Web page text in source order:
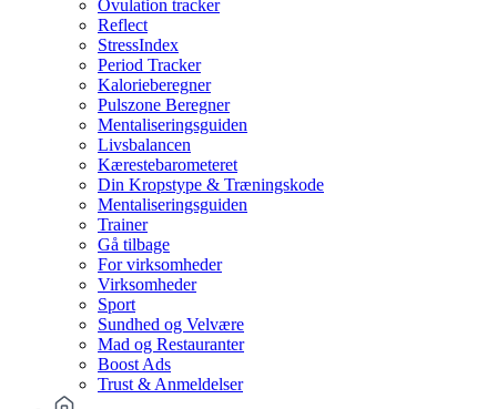
Ovulation tracker
Reflect
StressIndex
Period Tracker
Kalorieberegner
Pulszone Beregner
Mentaliseringsguiden
Livsbalancen
Kærestebarometeret
Din Kropstype & Træningskode
Mentaliseringsguiden
Trainer
Gå tilbage
For virksomheder
Virksomheder
Sport
Sundhed og Velvære
Mad og Restauranter
Boost Ads
Trust & Anmeldelser